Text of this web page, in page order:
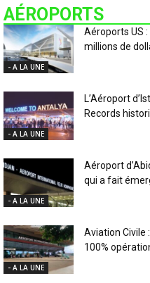
AÉROPORTS
- A LA UNE
Aéroports US
millions de
- A LA UNE
L’Aéroport
Records
- A LA UNE
Aéroport
qui a fait
- A LA UNE
Aviation Civile
100%